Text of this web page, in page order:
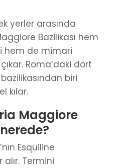
yerler arasında
Bazilikası hem
hem de mimari
Roma’daki dört
biri
kılar.
Maggiore
Esquiline
alır. Termini